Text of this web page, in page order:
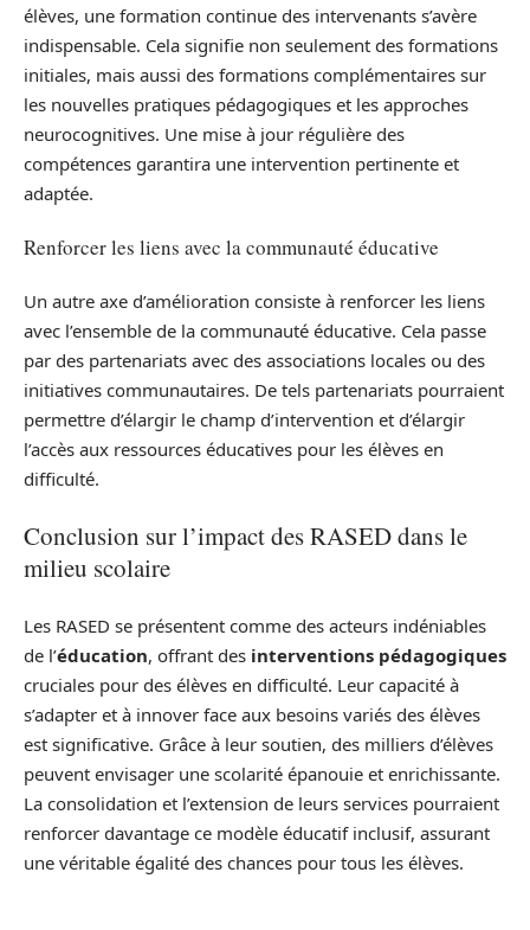
élèves, une formation continue des intervenants s’avère
indispensable. Cela signifie non seulement des formations
initiales, mais aussi des formations complémentaires sur
les nouvelles pratiques pédagogiques et les approches
neurocognitives. Une mise à jour régulière des
compétences garantira une intervention pertinente et
adaptée.
Renforcer les liens avec la communauté éducative
Un autre axe d’amélioration consiste à renforcer les liens
avec l’ensemble de la communauté éducative. Cela passe
par des partenariats avec des associations locales ou des
initiatives communautaires. De tels partenariats pourraient
permettre d’élargir le champ d’intervention et d’élargir
l’accès aux ressources éducatives pour les élèves en
difficulté.
Conclusion sur l’impact des RASED dans le
milieu scolaire
Les RASED se présentent comme des acteurs indéniables
de l’éducation, offrant des interventions pédagogiques
cruciales pour des élèves en difficulté. Leur capacité à
s’adapter et à innover face aux besoins variés des élèves
est significative. Grâce à leur soutien, des milliers d’élèves
peuvent envisager une scolarité épanouie et enrichissante.
La consolidation et l’extension de leurs services pourraient
renforcer davantage ce modèle éducatif inclusif, assurant
une véritable égalité des chances pour tous les élèves.